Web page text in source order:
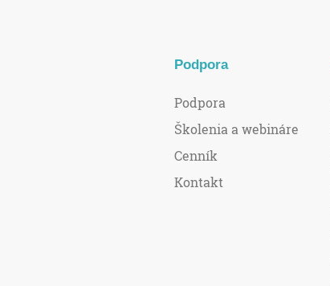
Podpora
Podpora
Školenia a webináre
Cenník
Kontakt